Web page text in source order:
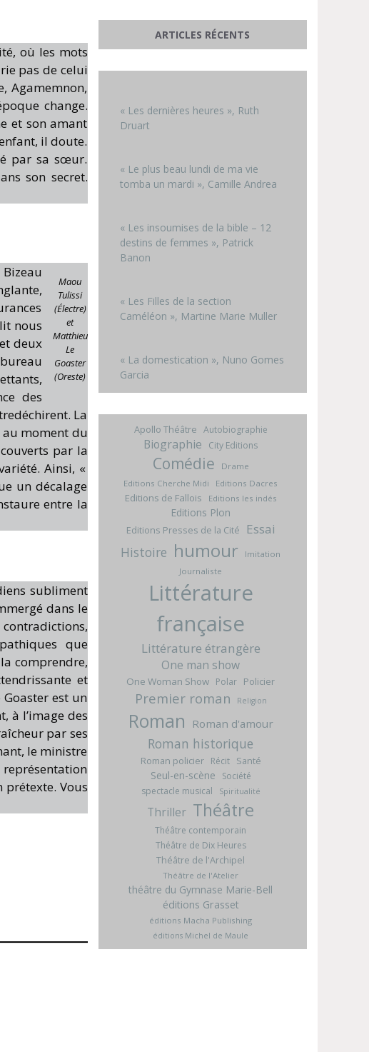
où les mots
pas de celui
Agamemnon,
change.
et son amant
il doute.
par sa sœur.
son secret.
Maou
Tulissi
(Électre)
et
Matthieu
Le
Goaster
(Oreste)
nous
deux
des
La
moment du
par la
Ainsi, «
un décalage
entre la
subliment
dans le
que
comprendre,
et
est un
à l’image des
par ses
le ministre
Vous
ARTICLES RÉCENTS
« Les dernières heures », Ruth
Druart
« Le plus beau lundi de ma vie
tomba un mardi », Camille Andrea
« Les insoumises de la bible – 12
destins de femmes », Patrick
Banon
« Les Filles de la section
Caméléon », Martine Marie Muller
« La domestication », Nuno Gomes
Garcia
Apollo Théâtre Autobiographie
Biographie City Editions
Comédie
Drame
Editions Cherche Midi
Editions Dacres
Editions de Fallois Editions les indés
Editions Plon
Editions Presses de la Cité Essai
Histoire humour
Imitation
Journaliste
Littérature
française
Littérature étrangère
One man show
One Woman Show Polar Policier
Premier roman Religion
Roman Roman d'amour
Roman historique
Roman policier Récit Santé
Seul-en-scène
Société
spectacle musical
Spiritualité
Thriller Théâtre
Théâtre contemporain
Théâtre de Dix Heures
Théâtre de l'Archipel
Théâtre de l'Atelier
théâtre du Gymnase Marie-Bell
éditions Grasset
éditions Macha Publishing
éditions Michel de Maule